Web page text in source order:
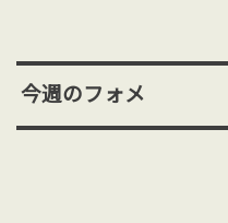
今週のフォメ